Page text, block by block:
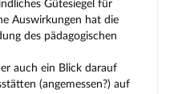
Gütesiegel für
Auswirkungen hat die
des pädagogischen
auch ein Blick darauf
(angemessen?) auf